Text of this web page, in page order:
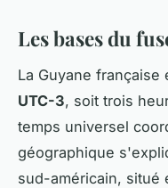
Les bases du
La Guyane française
UTC-3, soit trois
temps universel
géographique
sud-américain, situé